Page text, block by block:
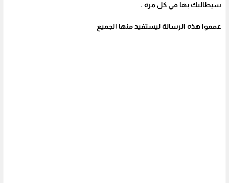
سيطالبك بها في كل مرة .
عمموا هذه الرسالة ليستفيد منها الجميع